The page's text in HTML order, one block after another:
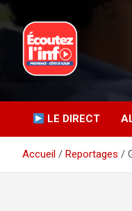
Aller
au
contenu
Ecoutez
LE DIRECT
Accueil Reportages